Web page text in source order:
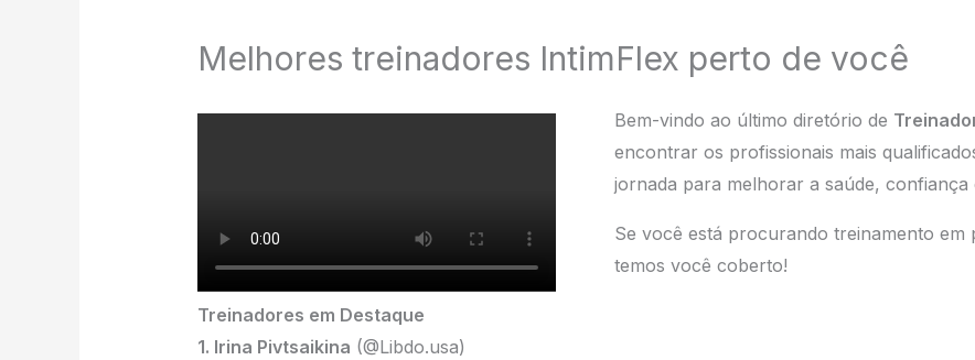
Melhores treinadores IntimFlex perto de você
Bem-vindo ao último diretório de
encontrar os profissionais mais
jornada para melhorar a saúde, confiança
Se você está procurando treinamento
temos você coberto!
Treinadores em Destaque
1. Irina Pivtsaikina (@Libdo.usa)